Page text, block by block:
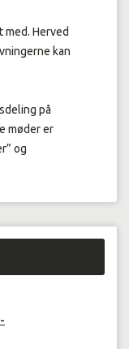
Herved
kan
på
møder er
og